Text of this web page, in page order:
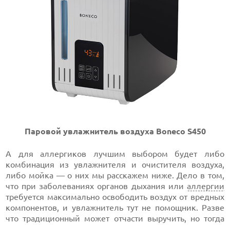
Паровой увлажнитель воздуха Boneco S450
А для аллергиков лучшим выбором будет либо
комбинация из увлажнителя и очистителя воздуха,
либо мойка — о них мы расскажем ниже. Дело в том,
что при заболеваниях органов дыхания или аллергии
требуется максимально освободить воздух от вредных
компонентов, и увлажнитель тут не помощник. Разве
что традиционный может отчасти выручить, но тогда